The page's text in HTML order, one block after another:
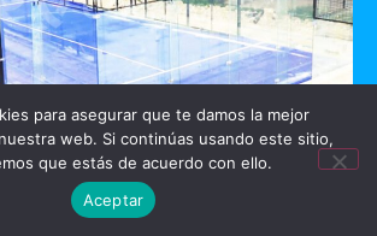
PADEL
para asegurar que te damos la mejor
web. Si continúas usando este sitio,
que estás de acuerdo con ello.
Aceptar